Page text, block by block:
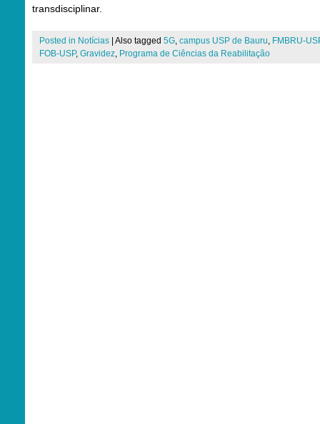
transdisciplinar.
Posted in Notícias Also tagged 5G, campus USP de Bauru, FMBRU-
FOB-USP, Gravidez, Programa de Ciências da Reabilitação